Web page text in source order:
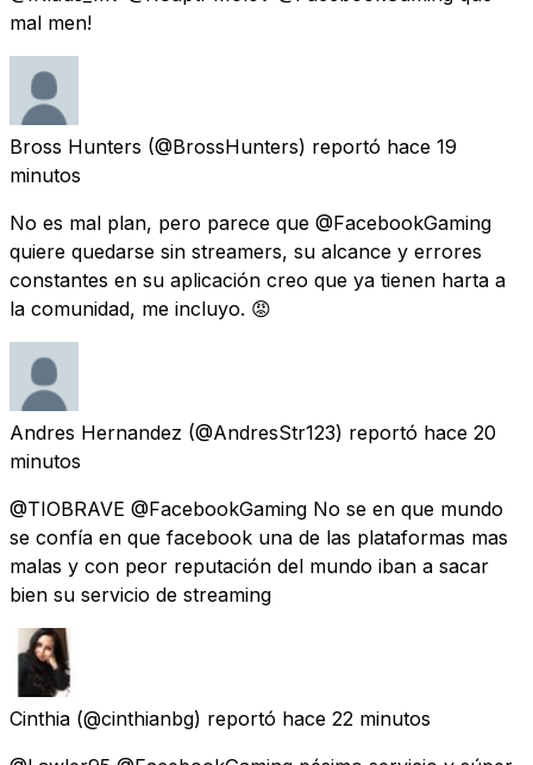
mal men!
Bross Hunters (@BrossHunters) reportó hace 19
minutos
No es mal plan, pero parece que @FacebookGaming
quiere quedarse sin streamers, su alcance y errores
constantes en su aplicación creo que ya tienen harta a
la comunidad, me incluyo. 😡
Andres Hernandez (@AndresStr123) reportó hace 20
minutos
@TIOBRAVE @FacebookGaming No se en que mundo
se confía en que facebook una de las plataformas mas
malas y con peor reputación del mundo iban a sacar
bien su servicio de streaming
Cinthia (@cinthianbg) reportó hace 22 minutos